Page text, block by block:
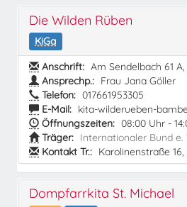
Die Wilden Rüben
KiGa
Anschrift: Am Sendelbach 61
Ansprechp.: Frau Jana Göller
Telefon: 017661953305
E-Mail: kita-wilderueben-
Öffnungszeiten: 08:00 Uhr -
Träger: Internationaler Bund e.
Kontakt Tr.: Karolinenstraße
Dompfarrkita St. Michael